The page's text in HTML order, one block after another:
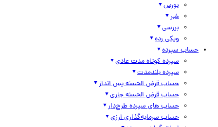
بورس
خبر
بررسی
ویکی رده
حساب سپرده
سپرده کوتاه مدت عادی
سپرده بلندمدت
حساب قرض الحسنه پس انداز
حساب قرض الحسنه جاری
حساب های سپرده طرح‌دار
حساب سرمایه‌گذاری ارزی